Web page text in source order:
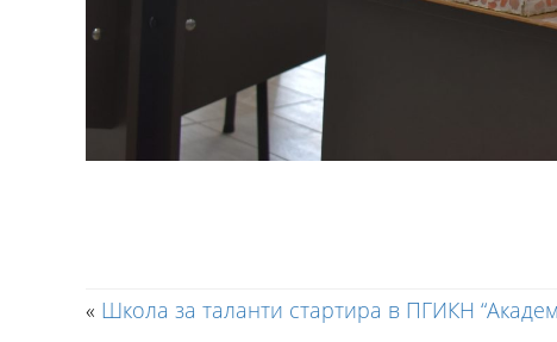
« Школа за таланти стартира в ПГИКН